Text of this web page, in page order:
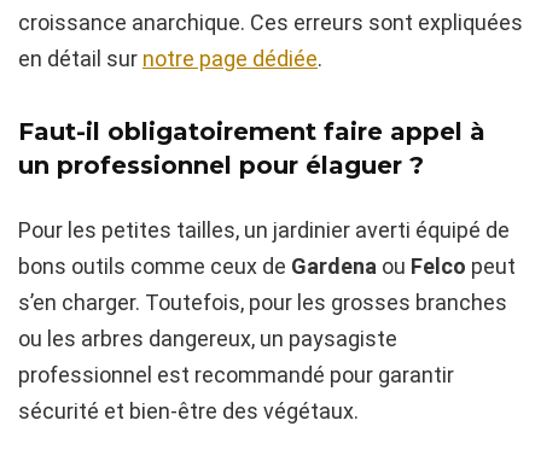
croissance anarchique. Ces erreurs sont expliquées
en détail sur notre page dédiée.
Faut-il obligatoirement faire appel à
un professionnel pour élaguer ?
Pour les petites tailles, un jardinier averti équipé de
bons outils comme ceux de Gardena ou Felco peut
s’en charger. Toutefois, pour les grosses branches
ou les arbres dangereux, un paysagiste
professionnel est recommandé pour garantir
sécurité et bien-être des végétaux.